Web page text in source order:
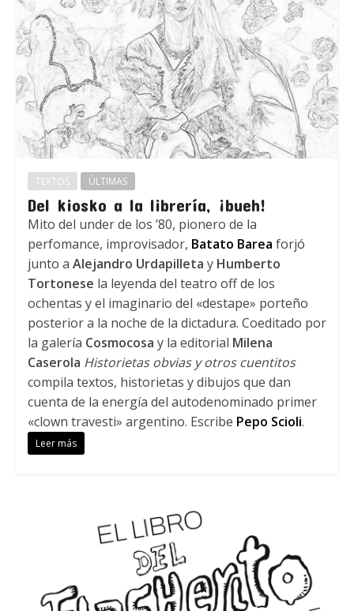
TEXTOS ÚLTIMAS
Del kiosko a la librería, ¡bueh!
Mito del under de los ’80, pionero de la
perfomance, improvisador, Batato Barea forjó
junto a Alejandro Urdapilleta y Humberto
Tortonese la leyenda del teatro off de los
ochentas y el imaginario del «destape» porteño
posterior a la noche de la dictadura. Coeditado por
la galería Cosmocosa y la editorial Milena
Caserola Historietas obvias y otros cuentitos
compila textos, historietas y dibujos que dan
cuenta de la energía del autodenominado primer
«clown travesti» argentino. Escribe Pepo Scioli.
Leer más